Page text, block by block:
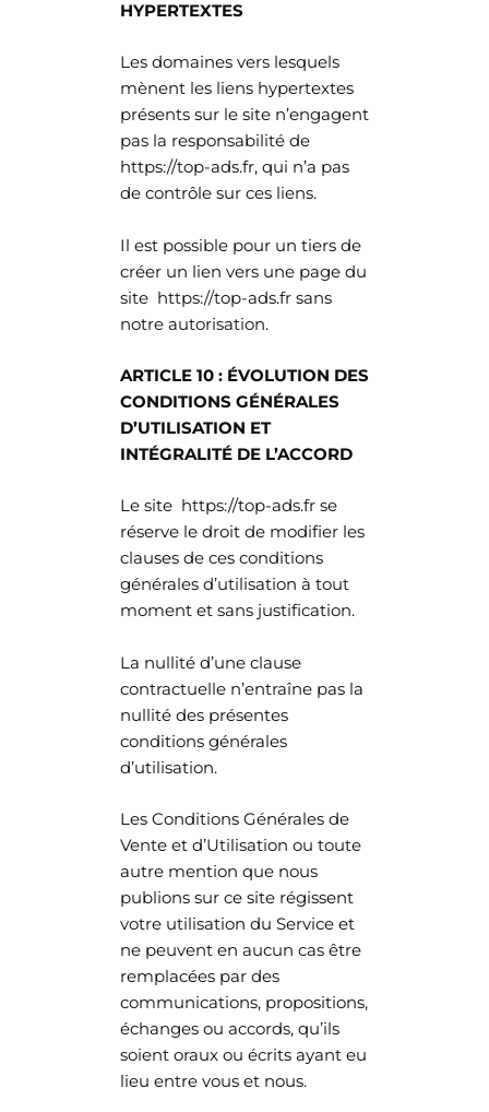
HYPERTEXTES
Les domaines vers lesquels
mènent les liens hypertextes
présents sur le site n’engagent
pas la responsabilité de
https://top-ads.fr, qui n’a pas
de contrôle sur ces liens.
Il est possible pour un tiers de
créer un lien vers une page du
site https://top-ads.fr sans
notre autorisation.
ARTICLE 10 : ÉVOLUTION DES
CONDITIONS GÉNÉRALES
D’UTILISATION ET
INTÉGRALITÉ DE L’ACCORD
Le site https://top-ads.fr se
réserve le droit de modifier les
clauses de ces conditions
générales d’utilisation à tout
moment et sans justification.
La nullité d’une clause
contractuelle n’entraîne pas la
nullité des présentes
conditions générales
d’utilisation.
Les Conditions Générales de
Vente et d’Utilisation ou toute
autre mention que nous
publions sur ce site régissent
votre utilisation du Service et
ne peuvent en aucun cas être
remplacées par des
communications, propositions,
échanges ou accords, qu’ils
soient oraux ou écrits ayant eu
lieu entre vous et nous.